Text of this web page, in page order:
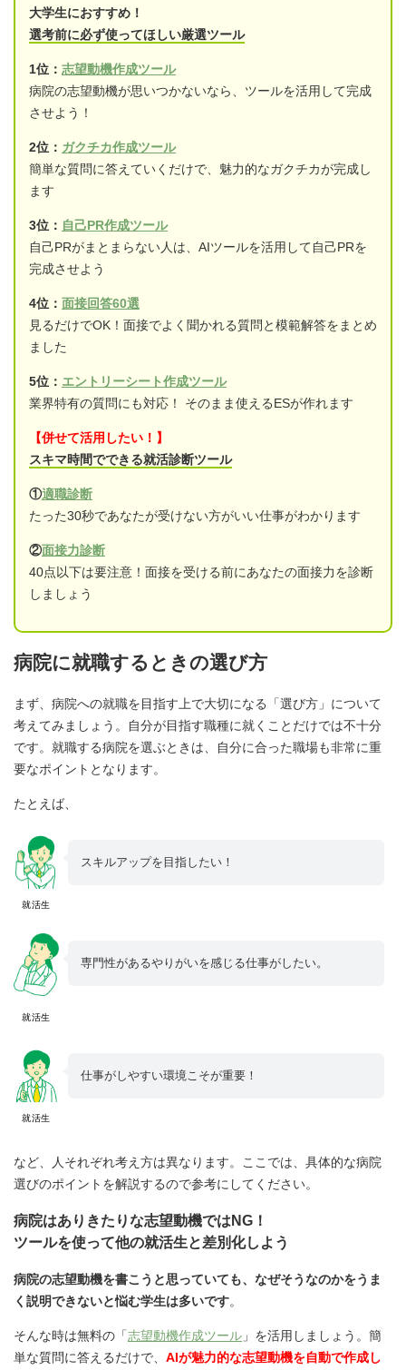
大学生におすすめ！
選考前に必ず使ってほしい厳選ツール
1位： 志望動機作成ツール
病院の志望動機が思いつかないなら、ツールを活用して完成
させよう！
2位： ガクチカ作成ツール
簡単な質問に答えていくだけで、魅力的なガクチカが完成し
ます
3位： 自己PR作成ツール
自己PRがまとまらない人は、AIツールを活用して自己PRを
完成させよう
4位： 面接回答60選
見るだけでOK！面接でよく聞かれる質問と模範解答をまとめ
ました
5位： エントリーシート作成ツール
業界特有の質問にも対応！ そのまま使えるESが作れます
【併せて活用したい！】
スキマ時間でできる就活診断ツール
①適職診断
たった30秒であなたが受けない方がいい仕事がわかります
②面接力診断
40点以下は要注意！面接を受ける前にあなたの面接力を診断
しましょう
病院に就職するときの選び方
まず、病院への就職を目指す上で大切になる「選び方」について
考えてみましょう。自分が目指す職種に就くことだけでは不十分
です。就職する病院を選ぶときは、自分に合った職場も非常に重
要なポイントとなります。
たとえば、
就活生
スキルアップを目指したい！
就活生
専門性があるやりがいを感じる仕事がしたい。
就活生
仕事がしやすい環境こそが重要！
など、人それぞれ考え方は異なります。ここでは、具体的な病院
選びのポイントを解説するので参考にしてください。
病院はありきたりな志望動機ではNG！
ツールを使って他の就活生と差別化しよう
病院の志望動機を書こうと思っていても、なぜそうなのかをうま
く説明できないと悩む学生は多いです。
そんな時は無料の「志望動機作成ツール 」を活用しましょう。簡
単な質問に答えるだけで、 AIが魅力的な志望動機を自動で作成し